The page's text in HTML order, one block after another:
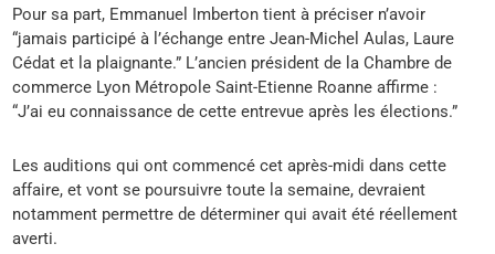
Pour sa part, Emmanuel Imberton tient à préciser n’avoir
“jamais participé à l’échange entre Jean-Michel Aulas, Laure
Cédat et la plaignante.” L’ancien président de la Chambre de
commerce Lyon Métropole Saint-Etienne Roanne affirme :
“J’ai eu connaissance de cette entrevue après les élections.”
Les auditions qui ont commencé cet après-midi dans cette
affaire, et vont se poursuivre toute la semaine, devraient
notamment permettre de déterminer qui avait été réellement
averti.